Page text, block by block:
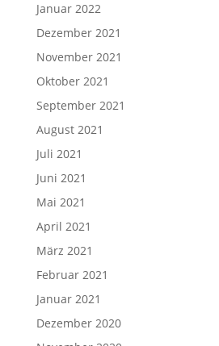
Januar 2022
Dezember 2021
November 2021
Oktober 2021
September 2021
August 2021
Juli 2021
Juni 2021
Mai 2021
April 2021
März 2021
Februar 2021
Januar 2021
Dezember 2020